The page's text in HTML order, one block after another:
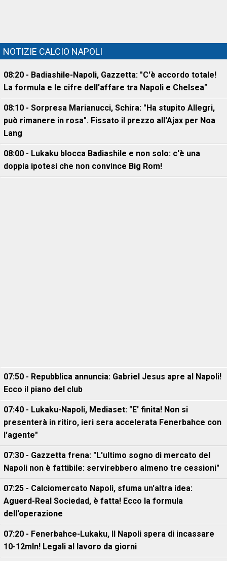
NOTIZIE CALCIO NAPOLI
08:20 - Badiashile-Napoli, Gazzetta: "C'è accordo totale!
La formula e le cifre dell'affare tra Napoli e Chelsea"
08:10 - Sorpresa Marianucci, Schira: "Ha stupito Allegri,
può rimanere in rosa". Fissato il prezzo all'Ajax per Noa
Lang
08:00 - Lukaku blocca Badiashile e non solo: c'è una
doppia ipotesi che non convince Big Rom!
07:50 - Repubblica annuncia: Gabriel Jesus apre al Napoli!
Ecco il piano del club
07:40 - Lukaku-Napoli, Mediaset: "E' finita! Non si
presenterà in ritiro, ieri sera accelerata Fenerbahce con
l'agente"
07:30 - Gazzetta frena: "L'ultimo sogno di mercato del
Napoli non è fattibile: servirebbero almeno tre cessioni"
07:25 - Calciomercato Napoli, sfuma un'altra idea:
Aguerd-Real Sociedad, è fatta! Ecco la formula
dell'operazione
07:20 - Fenerbahce-Lukaku, ll Napoli spera di incassare
10-12mln! Legali al lavoro da giorni